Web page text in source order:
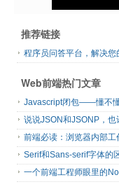
推荐链接
程序员问答平台，解决您
Web前端热门文章
Javascript闭包——懂不
说说JSON和JSONP，也
前端必读：浏览器内部工
Serif和Sans-serif字体的
一个前端工程师眼里的